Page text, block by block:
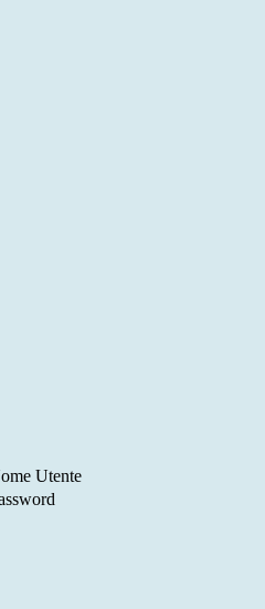
Utente